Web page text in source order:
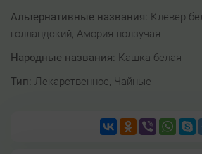
Альтернативные названия: Клевер
голландский, Амория ползучая
Народные названия: Кашка белая
Тип: Лекарственное, Чайные